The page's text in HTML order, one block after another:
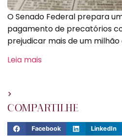
O Senado Federal prepara
pagamento de precatórios
prejudicar mais de um
Leia mais
COMPARTILHE
Facebook LinkedIn